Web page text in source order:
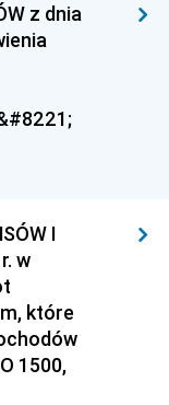
z dnia
I
w
które
1500,